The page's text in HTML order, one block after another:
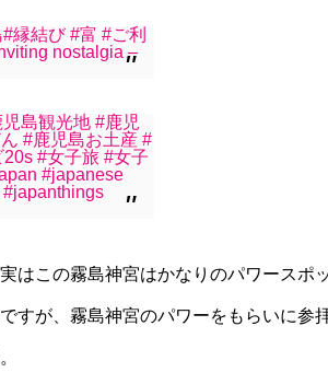
#縁結び #富 #ご利
nostalgia –
島観光地 #鹿児
#鹿児島お土産 #
20s #女子旅 #女子
#japanese
#japanthings
はこの霧島神宮はかなりのパワースポ
すが、霧島神宮のパワーをもらいに参